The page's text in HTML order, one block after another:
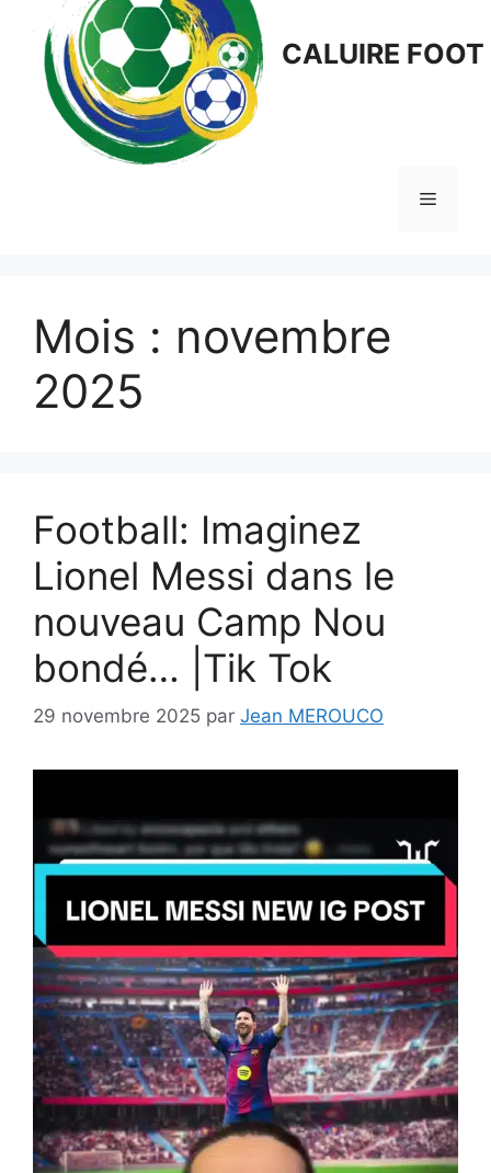
CALUIRE FOOT
Menu
Mois : novembre
2025
Football: Imaginez
Lionel Messi dans le
nouveau Camp Nou
bondé… |Tik Tok
29 novembre 2025 par Jean MEROUCO